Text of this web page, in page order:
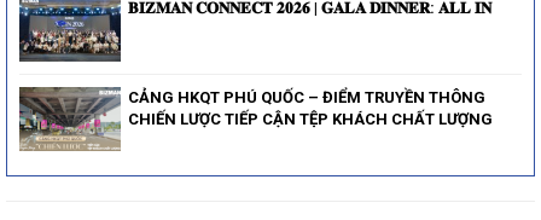
𝐁𝐈𝐙𝐌𝐀𝐍 𝐂𝐎𝐍𝐍𝐄𝐂𝐓 𝟐𝟎𝟐𝟔 | 𝐆𝐀𝐋𝐀 𝐃𝐈𝐍𝐍𝐄𝐑: 𝐀𝐋𝐋 𝐈𝐍
CẢNG HKQT PHÚ QUỐC – ĐIỂM TRUYỀN THÔNG
CHIẾN LƯỢC TIẾP CẬN TỆP KHÁCH CHẤT LƯỢNG